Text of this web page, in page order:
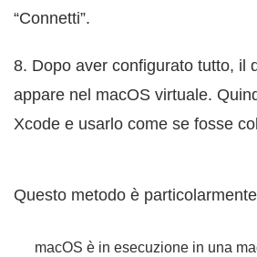
“Connetti”.
8. Dopo aver configurato tutto, il
appare nel macOS virtuale.
Xcode e usarlo come se fosse
Questo metodo è
macOS è in esecuzione in una